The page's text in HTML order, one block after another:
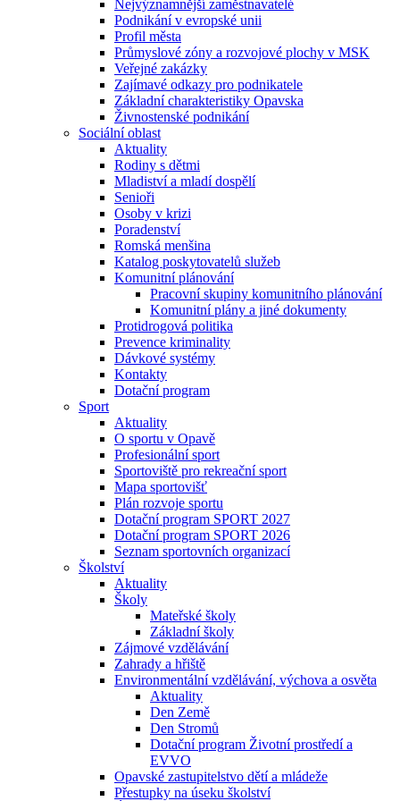
Nejvýznamnější zaměstnavatelé
Podnikání v evropské unii
Profil města
Průmyslové zóny a rozvojové plochy v MSK
Veřejné zakázky
Zajímavé odkazy pro podnikatele
Základní charakteristiky Opavska
Živnostenské podnikání
Sociální oblast
Aktuality
Rodiny s dětmi
Mladiství a mladí dospělí
Senioři
Osoby v krizi
Poradenství
Romská menšina
Katalog poskytovatelů služeb
Komunitní plánování
Pracovní skupiny komunitního plánování
Komunitní plány a jiné dokumenty
Protidrogová politika
Prevence kriminality
Dávkové systémy
Kontakty
Dotační program
Sport
Aktuality
O sportu v Opavě
Profesionální sport
Sportoviště pro rekreační sport
Mapa sportovišť
Plán rozvoje sportu
Dotační program SPORT 2027
Dotační program SPORT 2026
Seznam sportovních organizací
Školství
Aktuality
Školy
Mateřské školy
Základní školy
Zájmové vzdělávání
Zahrady a hřiště
Environmentální vzdělávání, výchova a osvěta
Aktuality
Den Země
Den Stromů
Dotační program Životní prostředí a
EVVO
Opavské zastupitelstvo dětí a mládeže
Přestupky na úseku školství